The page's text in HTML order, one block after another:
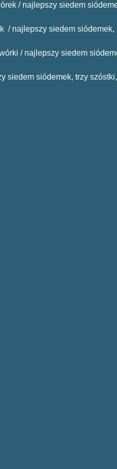
/ najlepszy siedem
/ najlepszy siedem
/ najlepszy siedem
siedem siódemek, trzy